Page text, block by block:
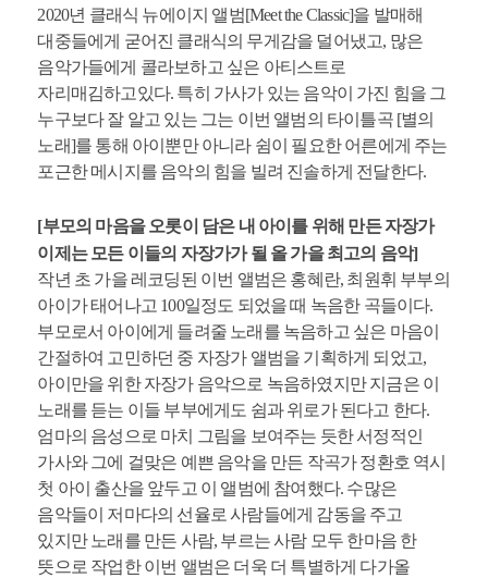
2020년 클래식 뉴에이지 앨범[Meet the Classic]을 발매해
대중들에게 굳어진 클래식의 무게감을 덜어냈고, 많은
음악가들에게 콜라보하고 싶은 아티스트로
자리매김하고있다. 특히 가사가 있는 음악이 가진 힘을 그
누구보다 잘 알고 있는 그는 이번 앨범의 타이틀곡 [별의
노래]를 통해 아이뿐만 아니라 쉼이 필요한 어른에게 주는
포근한 메시지를 음악의 힘을 빌려 진솔하게 전달한다.
[부모의 마음을 오롯이 담은 내 아이를 위해 만든 자장가
이제는 모든 이들의 자장가가 될 올 가을 최고의 음악]
작년 초 가을 레코딩된 이번 앨범은 홍혜란, 최원휘 부부의
아이가 태어나고 100일정도 되었을 때 녹음한 곡들이다.
부모로서 아이에게 들려줄 노래를 녹음하고 싶은 마음이
간절하여 고민하던 중 자장가 앨범을 기획하게 되었고,
아이만을 위한 자장가 음악으로 녹음하였지만 지금은 이
노래를 듣는 이들 부부에게도 쉼과 위로가 된다고 한다.
엄마의 음성으로 마치 그림을 보여주는 듯한 서정적인
가사와 그에 걸맞은 예쁜 음악을 만든 작곡가 정환호 역시
첫 아이 출산을 앞두고 이 앨범에 참여했다. 수많은
음악들이 저마다의 선율로 사람들에게 감동을 주고
있지만 노래를 만든 사람, 부르는 사람 모두 한마음 한
뜻으로 작업한 이번 앨범은 더욱 더 특별하게 다가올